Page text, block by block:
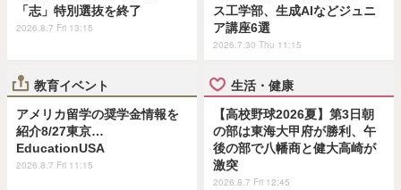
「志」特別選抜を終了
2026.8.7 Fri 13:15
ス工学部、生成AIなどジュニ
ア講座6選
2026.7.30 Thu 11:15
教育イベント
アメリカ留学の奨学金情報を
紹介8/27東京…
EducationUSA
2026.8.7 Fri 11:15
生活・健康
【高校野球2026夏】第3日朝
の部は東海大甲府が勝利、午
後の部で八幡商と健大高崎が
激突
2026.8.7 Fri 12:45